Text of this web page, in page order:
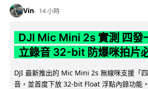
Vin 14 小時
DJI Mic Mini 2s 實測 四發
立錄音 32-bit 防爆咪拍片
DJI 最新推出的 Mic Mini 2s 無線咪支援「
音，並首度下放 32-bit Float 浮點內錄功能